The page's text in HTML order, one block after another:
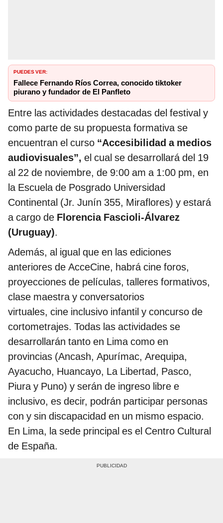
PUEDES VER:
Fallece Fernando Ríos Correa, conocido tiktoker
piurano y fundador de El Panfleto
Entre las actividades destacadas del festival y
como parte de su propuesta formativa se
encuentran el curso “Accesibilidad a medios
audiovisuales”, el cual se desarrollará del 19
al 22 de noviembre, de 9:00 am a 1:00 pm, en
la Escuela de Posgrado Universidad
Continental (Jr. Junín 355, Miraflores) y estará
a cargo de Florencia Fascioli-Álvarez
(Uruguay).
Además, al igual que en las ediciones
anteriores de AcceCine, habrá cine foros,
proyecciones de películas, talleres formativos,
clase maestra y conversatorios
virtuales, cine inclusivo infantil y concurso de
cortometrajes. Todas las actividades se
desarrollarán tanto en Lima como en
provincias (Ancash, Apurímac, Arequipa,
Ayacucho, Huancayo, La Libertad, Pasco,
Piura y Puno) y serán de ingreso libre e
inclusivo, es decir, podrán participar personas
con y sin discapacidad en un mismo espacio.
En Lima, la sede principal es el Centro Cultural
de España.